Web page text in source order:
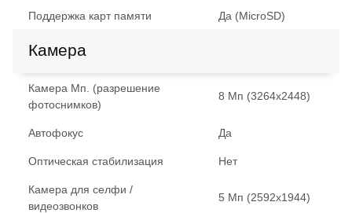
Поддержка карт памяти Да (MicroSD)
Камера
Камера Мп. (разрешение
фотоснимков)
8 Мп (3264x2448)
Автофокус Да
Оптическая стабилизация Нет
Камера для селфи /
видеозвонков
5 Мп (2592x1944)